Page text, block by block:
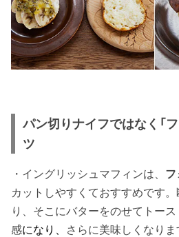
パン切りナイフではなく「
ツ
・イングリッシュマフィンは、
カットしやすくておすすめです
り、そこにバターをのせてトー
感になり、 さらに美味しくなりま